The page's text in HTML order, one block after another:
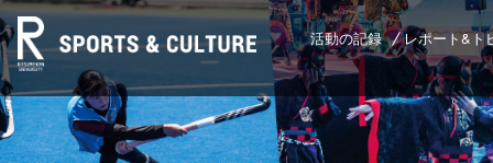
活動の記録 レポート&ト